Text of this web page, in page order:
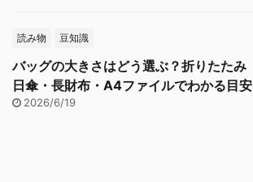
読み物 豆知識
バッグの大きさはどう選ぶ？折りたたみ
日傘・長財布・A4ファイルでわかる目安
2026/6/19